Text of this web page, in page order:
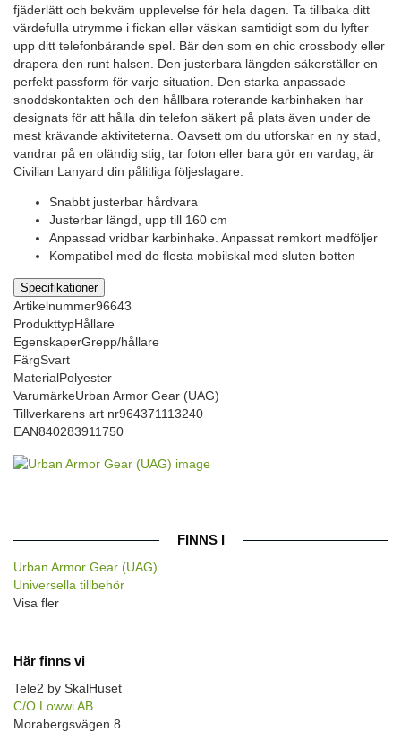
fjäderlätt och bekväm upplevelse för hela dagen. Ta tillbaka ditt
värdefulla utrymme i fickan eller väskan samtidigt som du lyfter
upp ditt telefonbärande spel. Bär den som en chic crossbody eller
drapera den runt halsen. Den justerbara längden säkerställer en
perfekt passform för varje situation. Den starka anpassade
snoddskontakten och den hållbara roterande karbinhaken har
designats för att hålla din telefon säkert på plats även under de
mest krävande aktiviteterna. Oavsett om du utforskar en ny stad,
vandrar på en oländig stig, tar foton eller bara gör en vardag, är
Civilian Lanyard din pålitliga följeslagare.
Snabbt justerbar hårdvara
Justerbar längd, upp till 160 cm
Anpassad vridbar karbinhake. Anpassat remkort medföljer
Kompatibel med de flesta mobilskal med sluten botten
Specifikationer
Artikelnummer96643
ProdukttypHållare
EgenskaperGrepp/hållare
FärgSvart
MaterialPolyester
VarumärkeUrban Armor Gear (UAG)
Tillverkarens art nr964371113240
EAN840283911750
FINNS I
Urban Armor Gear (UAG)
Universella tillbehör
Visa fler
Här finns vi
Tele2 by SkalHuset
C/O Lowwi AB
Morabergsvägen 8